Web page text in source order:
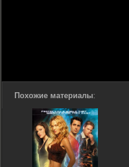
Похожие материалы: